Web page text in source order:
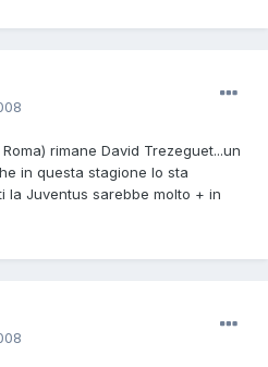
rimane David Trezeguet...un
in questa stagione lo sta
la Juventus sarebbe molto + in